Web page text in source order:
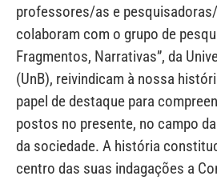
professores/as e
colaboram com o grupo de
Fragmentos, Narrativas”, da
(UnB), reivindicam à nossa
papel de destaque para
postos no presente, no campo
da sociedade. A história
centro das suas indagações a